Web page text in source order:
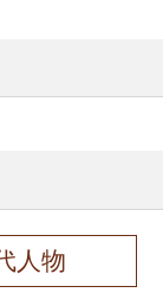
人物